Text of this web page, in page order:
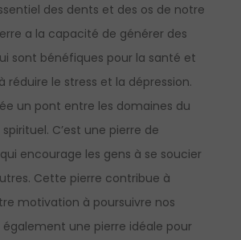
des dents et des os de notre
a la capacité de générer des
sont bénéfiques pour la santé et
réduire le stress et la dépression.
un pont entre les domaines du
C’est une pierre de
encourage les gens à se soucier
Cette pierre contribue à
motivation à poursuivre nos
également une pierre idéale pour